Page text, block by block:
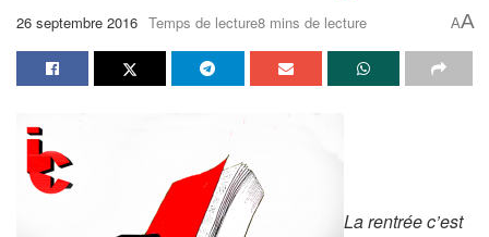
26 septembre 2016 Temps de lecture8 mins de lecture AA
La rentrée c’est